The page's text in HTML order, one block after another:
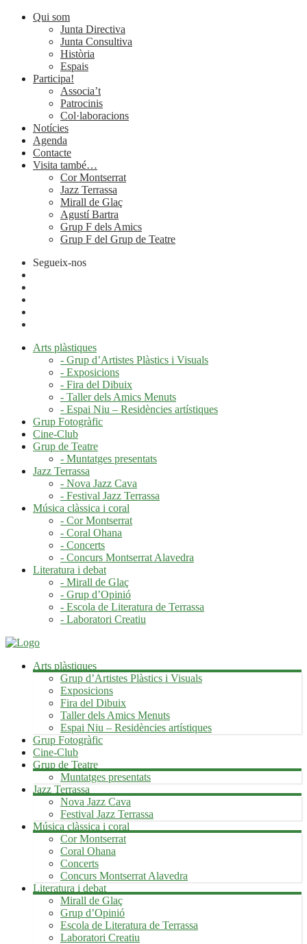
Qui som
Junta Directiva
Junta Consultiva
Història
Espais
Participa!
Associa’t
Patrocinis
Col·laboracions
Notícies
Agenda
Contacte
Visita també…
Cor Montserrat
Jazz Terrassa
Mirall de Glaç
Agustí Bartra
Grup F dels Amics
Grup F del Grup de Teatre
Segueix-nos
Arts plàstiques
- Grup d’Artistes Plàstics i Visuals
- Exposicions
- Fira del Dibuix
- Taller dels Amics Menuts
- Espai Niu – Residències artístiques
Grup Fotogràfic
Cine-Club
Grup de Teatre
- Muntatges presentats
Jazz Terrassa
- Nova Jazz Cava
- Festival Jazz Terrassa
Música clàssica i coral
- Cor Montserrat
- Coral Ohana
- Concerts
- Concurs Montserrat Alavedra
Literatura i debat
- Mirall de Glaç
- Grup d’Opinió
- Escola de Literatura de Terrassa
- Laboratori Creatiu
Arts plàstiques
Grup d’Artistes Plàstics i Visuals
Exposicions
Fira del Dibuix
Taller dels Amics Menuts
Espai Niu – Residències artístiques
Grup Fotogràfic
Cine-Club
Grup de Teatre
Muntatges presentats
Jazz Terrassa
Nova Jazz Cava
Festival Jazz Terrassa
Música clàssica i coral
Cor Montserrat
Coral Ohana
Concerts
Concurs Montserrat Alavedra
Literatura i debat
Mirall de Glaç
Grup d’Opinió
Escola de Literatura de Terrassa
Laboratori Creatiu